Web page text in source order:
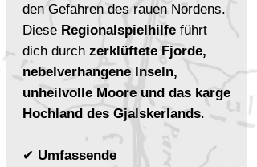
den Gefahren des rauen Nordens.
Diese Regionalspielhilfe führt
dich durch zerklüftete Fjorde,
nebelverhangene Inseln,
unheilvolle Moore und das karge
Hochland des Gjalskerlands.
✔ Umfassende